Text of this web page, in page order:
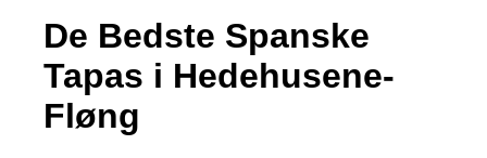
De Bedste Spanske
Tapas i Hedehusene-
Fløng